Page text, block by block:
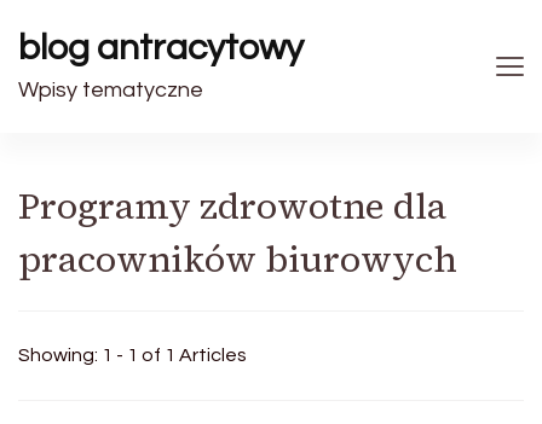
blog antracytowy
Wpisy tematyczne
Programy zdrowotne dla
pracowników biurowych
Showing: 1 - 1 of 1 Articles